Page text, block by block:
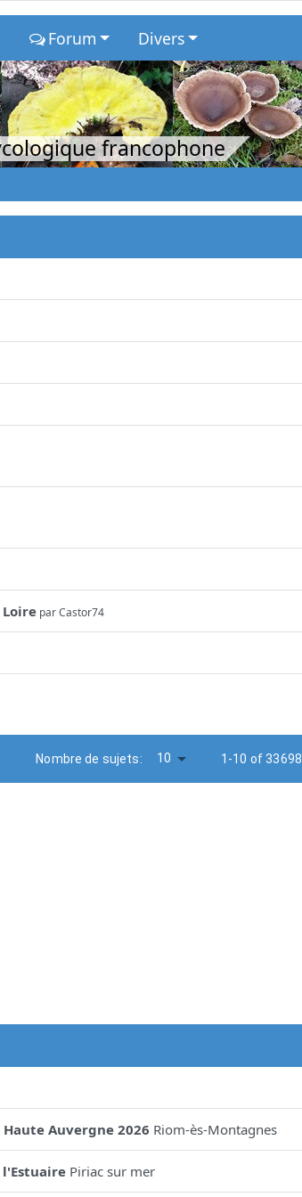
Forum Divers
francophone
parCastor74
Nombre de sujets: 10 1-10 of 33698
Auvergne 2026 Riom-ès-Montagnes
l'Estuaire Piriac sur mer